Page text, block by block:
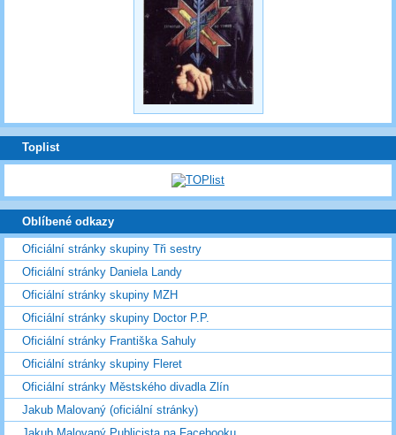
Toplist
Oblíbené odkazy
Oficiální stránky skupiny Tři sestry
Oficiální stránky Daniela Landy
Oficiální stránky skupiny MZH
Oficiální stránky skupiny Doctor P.P.
Oficiální stránky Františka Sahuly
Oficiální stránky skupiny Fleret
Oficiální stránky Městského divadla Zlín
Jakub Malovaný (oficiální stránky)